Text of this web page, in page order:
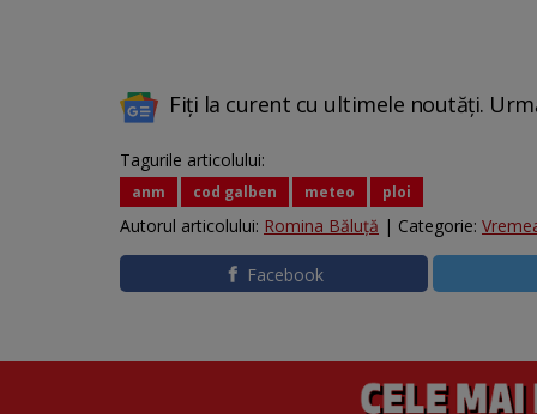
Fiți la curent cu ultimele noutăți.
Tagurile articolului:
anm cod galben meteo ploi
Autorul articolului: Romina Băluță | Categorie:
Facebook